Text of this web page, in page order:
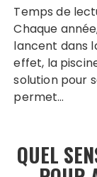
Temps de
Chaque
lancent dans
effet, la
solution pour
permet…
QUEL